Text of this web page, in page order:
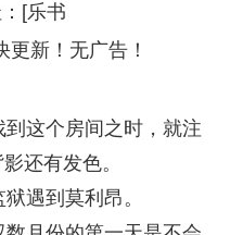
[乐书
新！无广告！
这个房间之时，就注
还有发色。
遇到莫利昂。